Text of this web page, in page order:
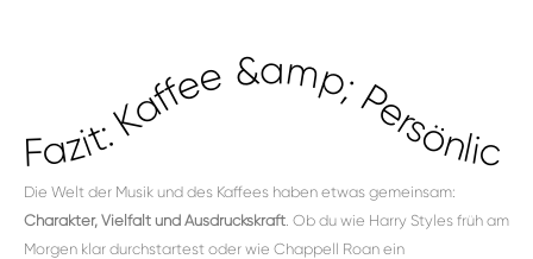
Fazit: Kaffee &amp; Persönlichkeit
Die Welt der Musik und des Kaffees haben etwas gemeinsam:
Charakter, Vielfalt und Ausdruckskraft . Ob du wie Harry Styles früh am
Morgen klar durchstartest oder wie Chappell Roan ein